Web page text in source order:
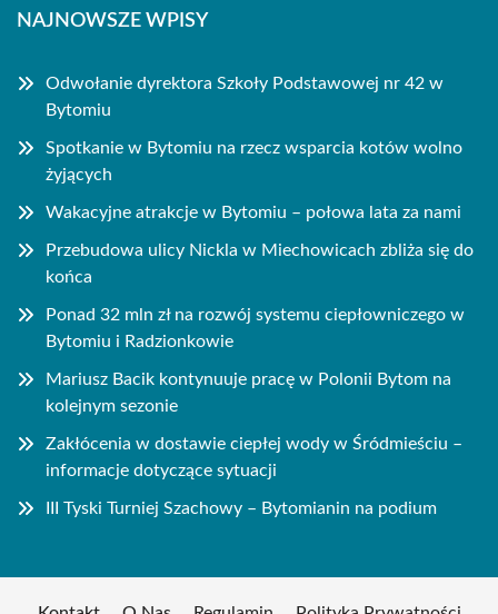
NAJNOWSZE WPISY
Odwołanie dyrektora Szkoły Podstawowej nr 42 w
Bytomiu
Spotkanie w Bytomiu na rzecz wsparcia kotów wolno
żyjących
Wakacyjne atrakcje w Bytomiu – połowa lata za nami
Przebudowa ulicy Nickla w Miechowicach zbliża się do
końca
Ponad 32 mln zł na rozwój systemu ciepłowniczego w
Bytomiu i Radzionkowie
Mariusz Bacik kontynuuje pracę w Polonii Bytom na
kolejnym sezonie
Zakłócenia w dostawie ciepłej wody w Śródmieściu –
informacje dotyczące sytuacji
III Tyski Turniej Szachowy – Bytomianin na podium